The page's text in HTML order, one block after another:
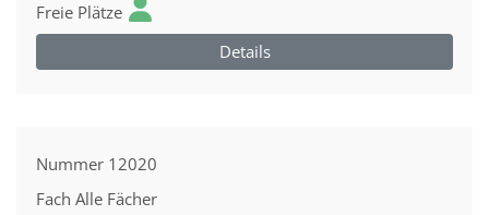
Freie Plätze
Details
Nummer 12020
Fach Alle Fächer